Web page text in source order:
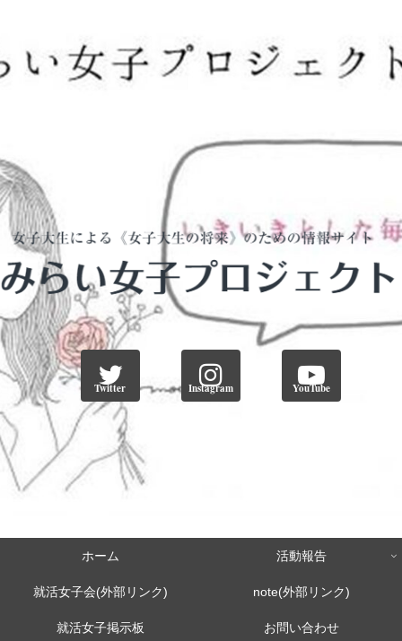
Twitter Instagram YouTube
ホーム 活動報告
就活女子会(外部リンク) note(外部リンク)
就活女子掲示板 お問い合わせ